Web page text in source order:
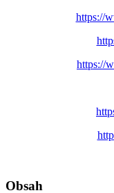
https://
https://
Obsah